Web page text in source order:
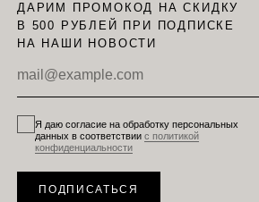
Я даю согласие на обработку персональных
данных в соответствии с политикой
конфиденциальности
ПОДПИСАТЬСЯ
ДАРИМ ПРОМОКОД НА СКИДКУ
В 500 РУБЛЕЙ ПРИ ПОДПИСКЕ
НА НАШИ НОВОСТИ